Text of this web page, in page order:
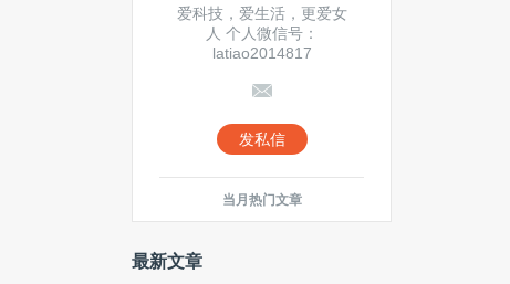
爱科技，爱生活，更爱女
人 个人微信号：
latiao2014817
发私信
当月热门文章
最新文章